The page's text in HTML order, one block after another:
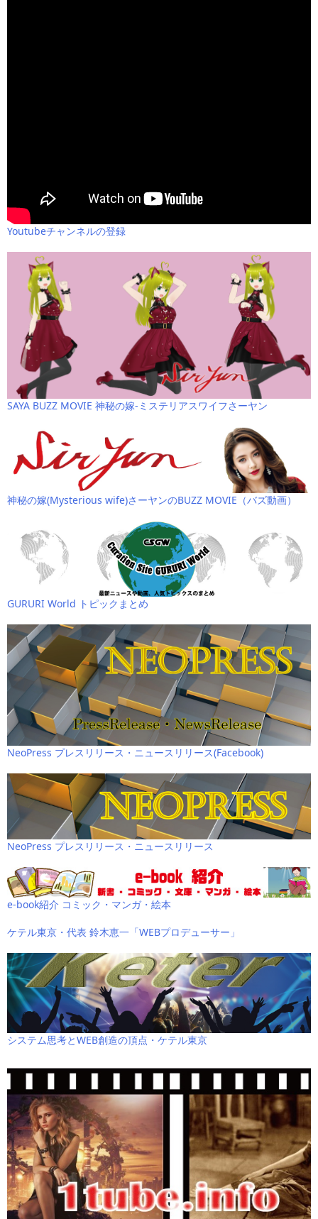
Youtubeチャンネルの登録
SAYA BUZZ MOVIE 神秘の嫁-ミステリアスワイフさーヤン
神秘の嫁(Mysterious wife)さーヤンのBUZZ MOVIE（バズ動画）
GURURI World トピックまとめ
NeoPress プレスリリース・ニュースリリース(Facebook)
NeoPress プレスリリース・ニュースリリース
e-book紹介 コミック・マンガ・絵本
ケテル東京・代表 鈴木恵一「WEBプロデューサー」
システム思考とWEB創造の頂点・ケテル東京